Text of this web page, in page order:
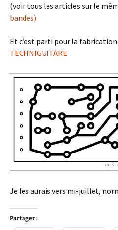
(voir tous les articles sur le
bandes)
Et c’est parti pour la fabrication
TECHNIGUITARE
Je les aurais vers mi-juillet,
Partager :